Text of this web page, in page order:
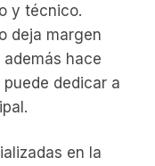
y técnico.
deja margen
hace
dedicar a
en la